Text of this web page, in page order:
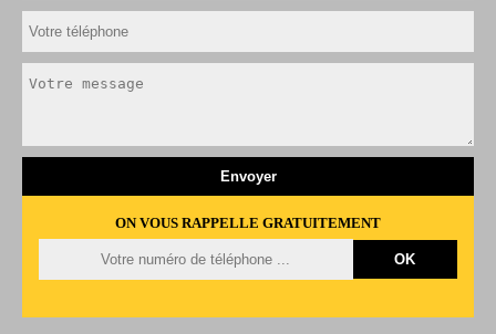
ON VOUS RAPPELLE GRATUITEMENT